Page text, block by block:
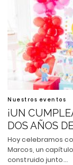
Nuestros eventos
¡UN
DOS AÑOS
Hoy celebramos
Marcos, un
construido junto…